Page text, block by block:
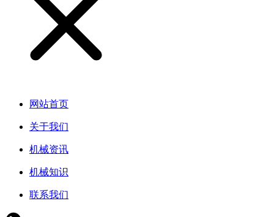
网站首页
关于我们
机械资讯
机械知识
联系我们